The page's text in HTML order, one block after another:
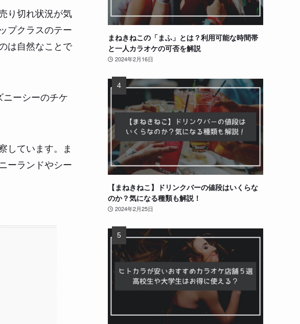
り切れ状況が気
プクラスのテー
は自然なことで
ーシーのチケ
しています。ま
ーランドやシー
まねきねこの「まふ」とは？利用可能な時間帯
と一人カラオケの可否を解説
2024年2月16日
【まねきねこ】ドリンクバーの値段はいくらな
のか？気になる種類も解説！
2024年2月25日